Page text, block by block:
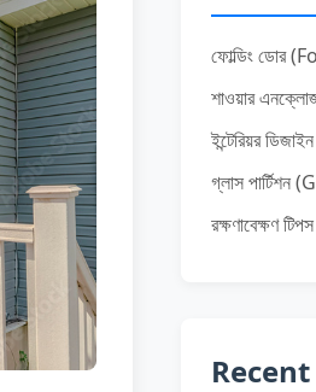
ফোল্ডিং ডোর
শাওয়ার
ইন্টেরিয়র
গ্লাস
রক্ষণাবেক্ষণ